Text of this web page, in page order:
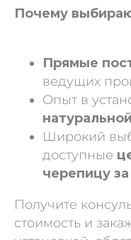
Почему
Прямые
ведущих
Опыт в
Широкий
доступные
черепицу за
Получите
стоимость и